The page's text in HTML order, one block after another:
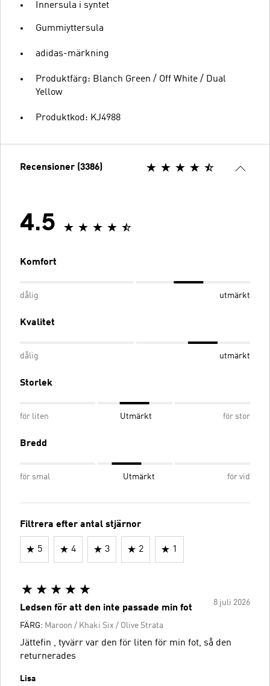
Innersula i syntet
Gummiyttersula
adidas-märkning
Produktfärg: Blanch Green / Off White / Dual
Yellow
Produktkod: KJ4988
Recensioner (3386)
4.5
Komfort
dålig utmärkt
Kvalitet
dålig utmärkt
Storlek
för liten Utmärkt för stor
Bredd
för smal Utmärkt för vid
Filtrera efter antal stjärnor
5 4 3 2 1
8 juli 2026
Ledsen för att den inte passade min fot
FÄRG: Maroon / Khaki Six / Olive Strata
Jättefin , tyvärr var den för liten för min fot, så den
returnerades
Lisa